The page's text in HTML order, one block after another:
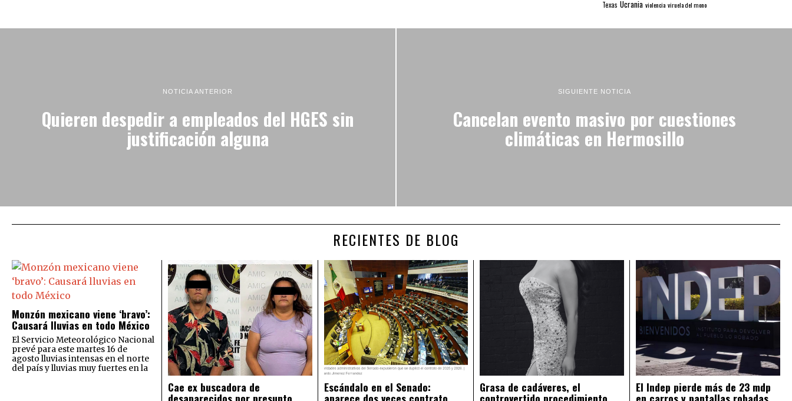
Texas Ucrania violencia viruela del mono
NOTICIA ANTERIOR
Quieren despedir a empleados del HGES sin
justificación alguna
SIGUIENTE NOTICIA
Cancelan evento masivo por cuestiones
climáticas en Hermosillo
RECIENTES DE BLOG
Monzón mexicano viene ‘bravo’:
Causará lluvias en todo México
El Servicio Meteorológico Nacional
prevé para este martes 16 de
agosto lluvias intensas en el norte
del país y lluvias muy fuertes en la
Cae ex buscadora de
desaparecidos por presunto
Escándalo en el Senado:
aparece dos veces contrato
Grasa de cadáveres, el
controvertido procedimiento
El Indep pierde más de 23 mdp
en carros y pantallas robadas